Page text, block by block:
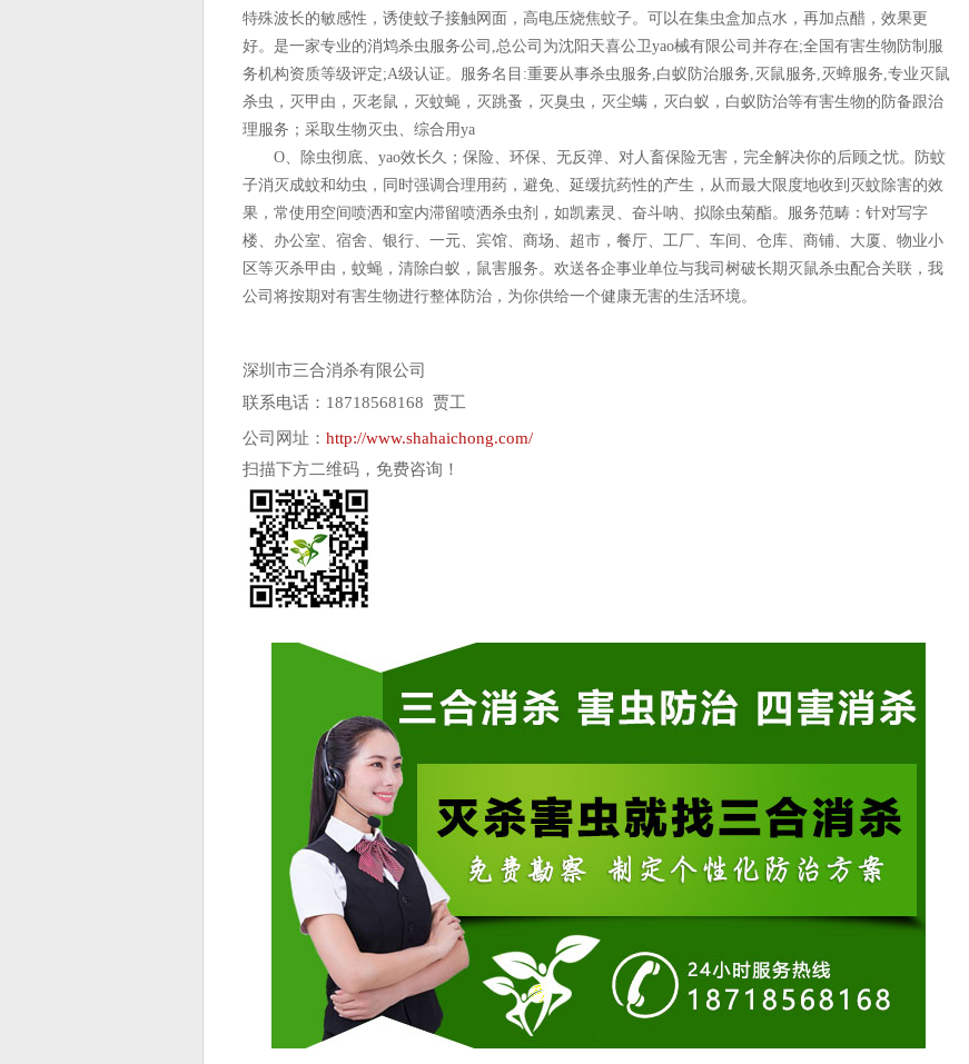
特殊波长的敏感性，诱使蚊子接触网面，高电压烧焦蚊子。可以在集虫盒加点水，再加点醋，效果更
好。是一家专业的消鸩杀虫服务公司,总公司为沈阳天喜公卫yao械有限公司并存在;全国有害生物防制服
务机构资质等级评定;A级认证。服务名目:重要从事杀虫服务,白蚁防治服务,灭鼠服务,灭蟑服务,专业灭鼠
杀虫，灭甲由，灭老鼠，灭蚊蝇，灭跳蚤，灭臭虫，灭尘螨，灭白蚁，白蚁防治等有害生物的防备跟治
理服务；采取生物灭虫、综合用ya
O、除虫彻底、yao效长久；保险、环保、无反弹、对人畜保险无害，完全解决你的后顾之忧。防蚊
子消灭成蚊和幼虫，同时强调合理用药，避免、延缓抗药性的产生，从而最大限度地收到灭蚊除害的效
果，常使用空间喷洒和室内滞留喷洒杀虫剂，如凯素灵、奋斗呐、拟除虫菊酯。服务范畴：针对写字
楼、办公室、宿舍、银行、一元、宾馆、商场、超市，餐厅、工厂、车间、仓库、商铺、大厦、物业小
区等灭杀甲由，蚊蝇，清除白蚁，鼠害服务。欢送各企事业单位与我司树破长期灭鼠杀虫配合关联，我
公司将按期对有害生物进行整体防治，为你供给一个健康无害的生活环境。
深圳市三合消杀有限公司
联系电话：18718568168 贾工
公司网址： http://www.shahaichong.com/
扫描下方二维码，免费咨询！